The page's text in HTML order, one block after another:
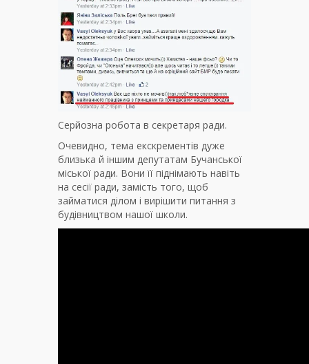
Серйозна робота в секретаря ради.
Очевидно, тема екскрементів дуже
близька й іншим депутатам Бучанської
міської ради. Вони її піднімають навіть
на сесії ради, замість того, щоб
займатися ділом і вирішити питання з
будівництвом нашої школи.